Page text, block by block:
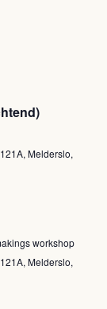
Melderslo,
workshop
Melderslo,